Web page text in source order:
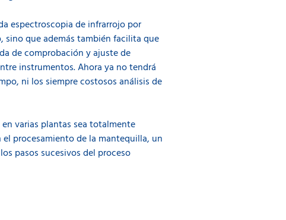
espectroscopia de infrarrojo por
sino que además también facilita que
de comprobación y ajuste de
instrumentos. Ahora ya no tendrá
ni los siempre costosos análisis de
varias plantas sea totalmente
procesamiento de la mantequilla, un
pasos sucesivos del proceso